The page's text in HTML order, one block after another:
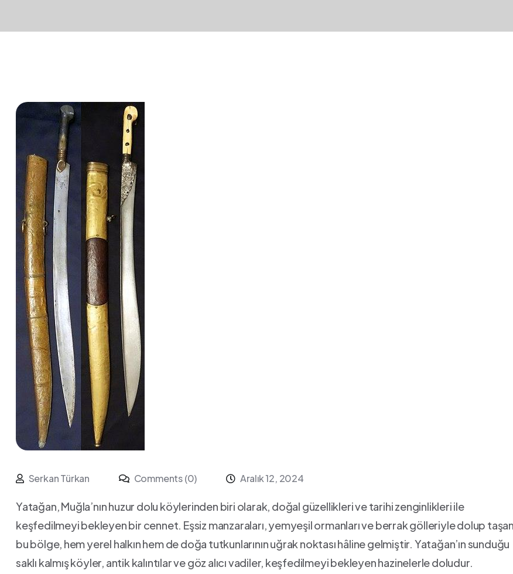
Serkan Türkan Comments (0) Aralık 12, 2024
Yatağan, Muğla’nın huzur dolu ‍köylerinden biri olarak, doğal güzellikleri ve tarihi zenginlikleri ile
keşfedilmeyi ⁢bekleyen bir cennet. Eşsiz manzaraları, yemyeşil ormanları ve berrak gölleriyle dolup taşan
bu bölge,⁣ hem yerel halkın hem de doğa tutkunlarının uğrak noktası hâline gelmiştir. Yatağan’ın sunduğu
saklı kalmış köyler, antik kalıntılar ve göz alıcı vadiler, ⁢keşfedilmeyi bekleyen hazinelerle doludur.